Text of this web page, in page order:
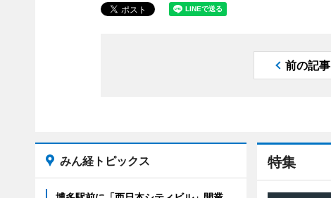
前の記事
特集
みん経トピックス